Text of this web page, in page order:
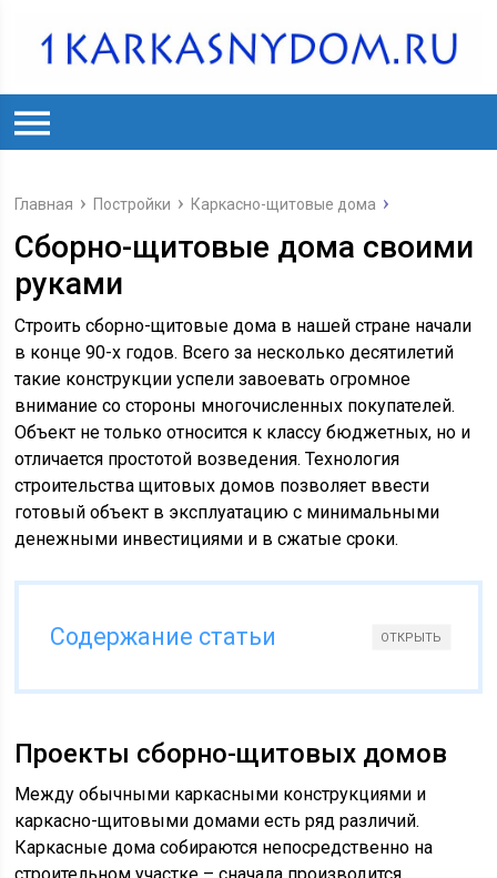
Главная Постройки Каркасно-щитовые дома
Сборно-щитовые дома своими
руками
Строить сборно-щитовые дома в нашей стране начали
в конце 90-х годов. Всего за несколько десятилетий
такие конструкции успели завоевать огромное
внимание со стороны многочисленных покупателей.
Объект не только относится к классу бюджетных, но и
отличается простотой возведения. Технология
строительства щитовых домов позволяет ввести
готовый объект в эксплуатацию с минимальными
денежными инвестициями и в сжатые сроки.
ОТКРЫТЬ
Содержание статьи
Проекты сборно-щитовых домов
Между обычными каркасными конструкциями и
каркасно-щитовыми домами есть ряд различий.
Каркасные дома собираются непосредственно на